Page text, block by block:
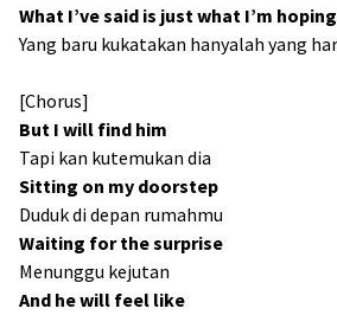
What I’ve said is just what I’m
Yang baru kukatakan hanyalah yang
[Chorus]
But I will find him
Tapi kan kutemukan dia
Sitting on my doorstep
Duduk di depan rumahmu
Waiting for the surprise
Menunggu kejutan
And he will feel like